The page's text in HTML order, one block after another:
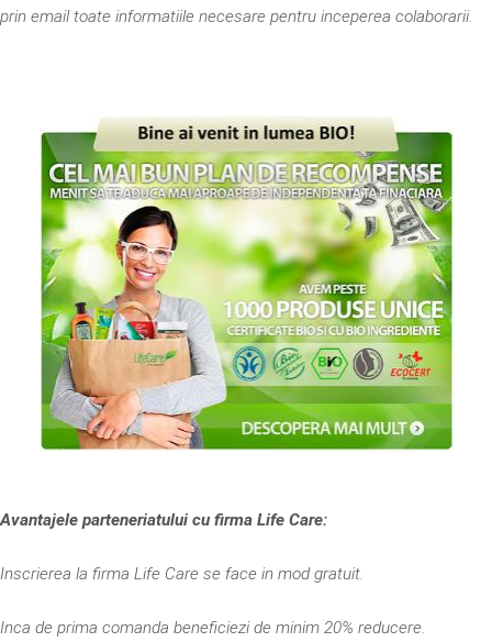
prin email toate informatiile necesare pentru inceperea colaborarii.
Avantajele parteneriatului cu firma Life Care:
Inscrierea la firma Life Care se face in mod gratuit.
Inca de prima comanda beneficiezi de minim 20% reducere.